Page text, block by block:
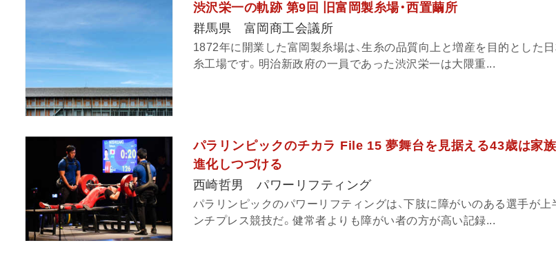
渋沢栄一の軌跡 第9回 旧富岡製糸場・西置繭所
群馬県 富岡商工会議所
1872年に開業した富岡製糸場は、生糸の品質向上と増産を目的とした
糸工場です。明治新政府の一員であった渋沢栄一は大隈重...
パラリンピックのチカラ File 15 夢舞台を見据える43歳は家
進化しつづける
西崎哲男 パワーリフティング
パラリンピックのパワーリフティングは、下肢に障がいのある選手が
ンチプレス競技だ。健常者よりも障がい者の方が高い記録...